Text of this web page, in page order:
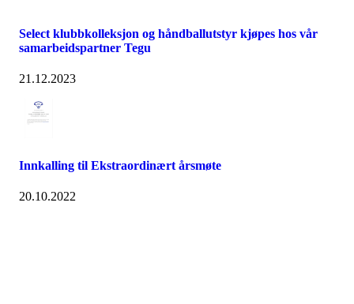
Select klubbkolleksjon og håndballutstyr kjøpes hos vår
samarbeidspartner Tegu
21.12.2023
Innkalling til Ekstraordinært årsmøte
20.10.2022